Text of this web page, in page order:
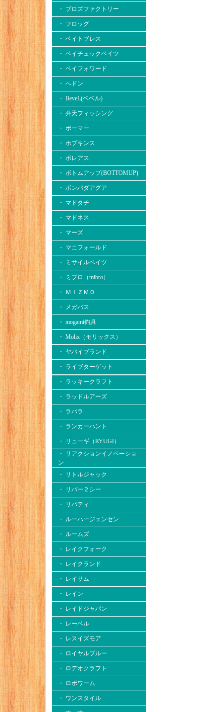
・ プロズファクトリー
・ フロッグ
・ ベイトブレス
・ ペイチェックベイツ
・ ペイフォワード
・ へドン
・ BeveL(ベベル)
・ 弁天フィッシング
・ ボーマー
・ ホプキンス
・ ボレアス
・ ボトムアップ(BOTTOMUP)
・ ボンバダアグア
・ マドタチ
・ マドネス
・ マーズ
・ マニフォールド
・ ミサイルベイツ
・ ミブロ（mibro）
・ ＭＩＺＭＯ
・ メガバス
・ mogami釣具
・ Molix（モリックス）
・ ヤバイブランド
・ ライブターゲット
・ ラッキークラフト
・ ラッドルアーズ
・ ラパラ
・ ランカーハント
・ リューギ（RYUGI）
・ リアクションイノベーショ
ン
・ リトルジャック
・ リバー２シー
・ リバティ
・ ルーハージェンセン
・ ルームズ
・ レイクフォーク
・ レイクランド
・ レイサム
・ レイン
・ レイドジャパン
・ レーベル
・ レスイズモア
・ ロイヤルブルー
・ ロデオクラフト
・ ロボワーム
・ ワンスタイル